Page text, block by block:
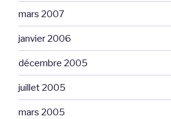
mars 2007
janvier 2006
décembre 2005
juillet 2005
mars 2005